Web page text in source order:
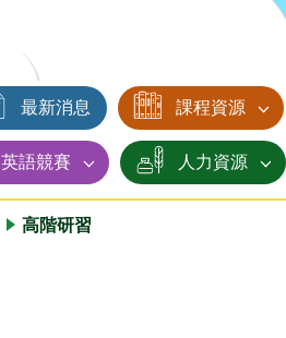
最新消息 課程資源
英語競賽 人力資源
高階研習